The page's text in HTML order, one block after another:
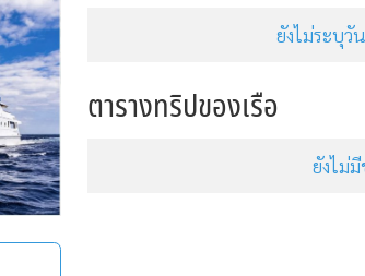
ยังไม่ระบุ
ตารางทริปของเรือ
ยังไม่